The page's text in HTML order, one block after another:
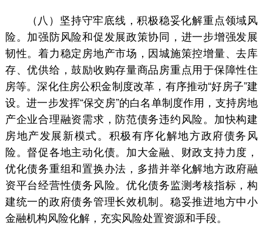
（八）坚持守牢底线，积极稳妥化解重点领域风
险。加强防风险和促发展政策协同，进一步增强发展
韧性。着力稳定房地产市场，因城施策控增量、去库
存、优供给，鼓励收购存量商品房重点用于保障性住
房等。深化住房公积金制度改革，有序推动“好房子”建
设。进一步发挥“保交房”的白名单制度作用，支持房地
产企业合理融资需求，防范债务违约风险。加快构建
房地产发展新模式。积极有序化解地方政府债务风
险。督促各地主动化债。加大金融、财政支持力度，
优化债务重组和置换办法，多措并举化解地方政府融
资平台经营性债务风险。优化债务监测考核指标，构
建统一的政府债务管理长效机制。稳妥推进地方中小
金融机构风险化解，充实风险处置资源和手段。